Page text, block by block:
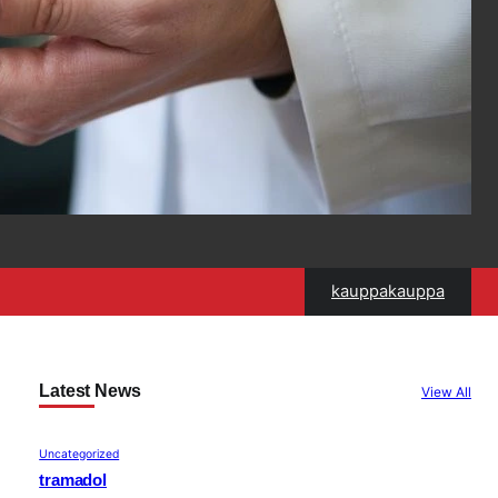
kauppakauppa
Latest News View All
Uncategorized
tramadol